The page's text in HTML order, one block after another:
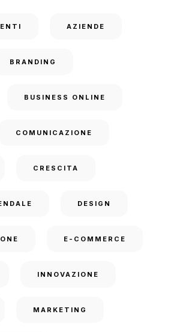
AZIENDE
BRANDING
BUSINESS ONLINE
COMUNICAZIONE
CRESCITA
DESIGN
E-COMMERCE
INNOVAZIONE
MARKETING